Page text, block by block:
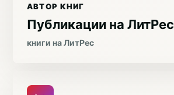
АВТОР КНИГ
Публикации на ЛитРес
книги на ЛитРес